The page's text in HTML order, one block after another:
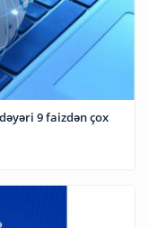
9 faizdən çox